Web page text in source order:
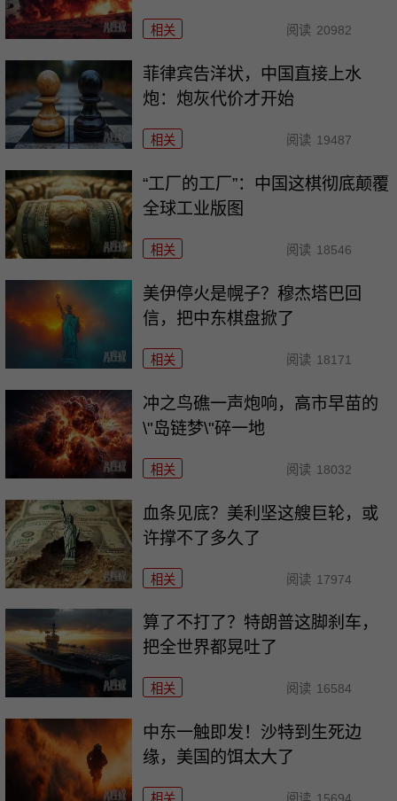
相关 阅读 20982
菲律宾告洋状，中国直接上水
炮：炮灰代价才开始
相关 阅读 19487
“工厂的工厂”：中国这棋彻底颠覆
全球工业版图
相关 阅读 18546
美伊停火是幌子？穆杰塔巴回
信，把中东棋盘掀了
相关 阅读 18171
冲之鸟礁一声炮响，高市早苗的
\"岛链梦\"碎一地
相关 阅读 18032
血条见底？美利坚这艘巨轮，或
许撑不了多久了
相关 阅读 17974
算了不打了？特朗普这脚刹车，
把全世界都晃吐了
相关 阅读 16584
中东一触即发！沙特到生死边
缘，美国的饵太大了